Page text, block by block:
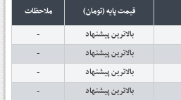
قیمت پایه (تومان)
ملاحظات
بالاترین پیشنهاد
-
بالاترین پیشنهاد
-
بالاترین پیشنهاد
-
بالاترین پیشنهاد -